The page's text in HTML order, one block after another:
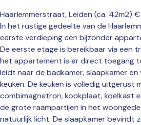
Haarlemmerstraat, Leiden (ca. 42m2) €
In het rustige gedeelte van de
eerste verdieping een bijzonder
De eerste etage is bereikbaar via een
het appartement is er direct toegang
leidt naar de badkamer, slaapkamer
keuken. De keuken is volledig uitgerust
combimagnetron, kookplaat, koelkast
de grote raampartijen in het
natuurlijk licht. De slaapkamer bevindt